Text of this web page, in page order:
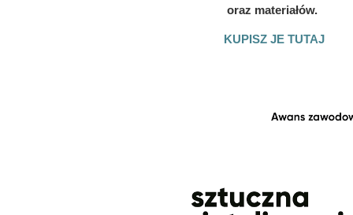
oraz materiałów.
KUPISZ JE TUTAJ